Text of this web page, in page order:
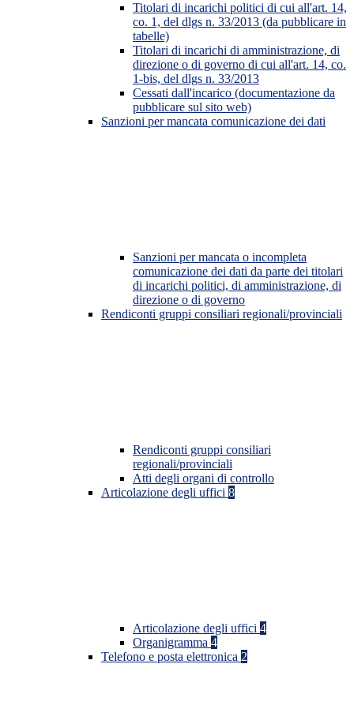
Titolari di incarichi politici di cui all'art. 14,
co. 1, del dlgs n. 33/2013 (da pubblicare in
tabelle)
Titolari di incarichi di amministrazione, di
direzione o di governo di cui all'art. 14, co.
1-bis, del dlgs n. 33/2013
Cessati dall'incarico (documentazione da
pubblicare sul sito web)
Sanzioni per mancata comunicazione dei dati
Sanzioni per mancata o incompleta
comunicazione dei dati da parte dei titolari
di incarichi politici, di amministrazione, di
direzione o di governo
Rendiconti gruppi consiliari regionali/provinciali
Rendiconti gruppi consiliari
regionali/provinciali
Atti degli organi di controllo
Articolazione degli uffici 8
Articolazione degli uffici 4
Organigramma 4
Telefono e posta elettronica 2